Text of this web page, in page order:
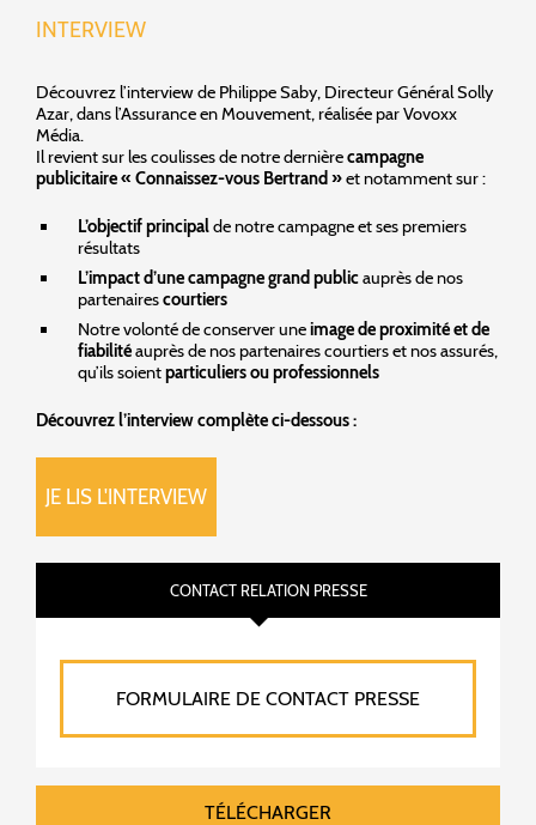
INTERVIEW
Découvrez l’interview de Philippe Saby, Directeur Général Solly
Azar, dans l’Assurance en Mouvement, réalisée par Vovoxx
Média.
Il revient sur les coulisses de notre dernièrecampagne
publicitaire « Connaissez-vous Bertrand »et notamment sur :
L’objectif principalde notre campagne et ses premiers
résultats
L’impact d’une campagne grand publicauprès de nos
partenairescourtiers
Notre volonté de conserver uneimage de proximité et de
fiabilitéauprès de nos partenaires courtiers et nos assurés,
qu’ils soientparticuliers ou professionnels
Découvrez l’interview complète ci-dessous :
JE LIS L'INTERVIEW
CONTACT RELATION PRESSE
FORMULAIRE DE CONTACT PRESSE
TÉLÉCHARGER